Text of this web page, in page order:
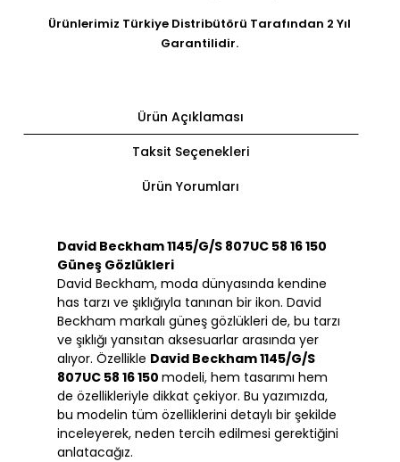
Ürünlerimiz Türkiye Distribütörü Tarafından 2 Yıl
Garantilidir.
Ürün Açıklaması
Taksit Seçenekleri
Ürün Yorumları
David Beckham 1145/G/S 807UC 58 16 150
Güneş Gözlükleri
David Beckham, moda dünyasında kendine
has tarzı ve şıklığıyla tanınan bir ikon. David
Beckham markalı güneş gözlükleri de, bu tarzı
ve şıklığı yansıtan aksesuarlar arasında yer
alıyor. Özellikle David Beckham 1145/G/S
807UC 58 16 150modeli, hem tasarımı hem
de özellikleriyle dikkat çekiyor. Bu yazımızda,
bu modelin tüm özelliklerini detaylı bir şekilde
inceleyerek, neden tercih edilmesi gerektiğini
anlatacağız.